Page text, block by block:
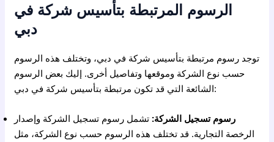
الرسوم المرتبطة بتأسيس شركة في
توجد رسوم مرتبطة بتأسيس شركة في دبي، وتختلف هذه الرسوم
حسب نوع الشركة وموقعها وتفاصيل أخرى. إليك بعض الرسوم
الشائعة التي قد تكون مرتبطة بتأسيس شركة في دبي:
رسوم تسجيل الشركة: تشمل رسوم تسجيل الشركة وإصدار
الرخصة التجارية. قد تختلف هذه الرسوم حسب نوع الشركة، مثل